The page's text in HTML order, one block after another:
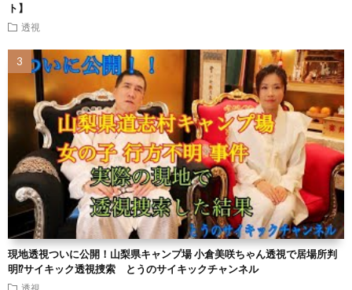
ト】
透視
現地透視ついに公開！山梨県キャンプ場 小倉美咲ちゃん透視で居場所判
明⁉︎サイキック透視捜索 とうのサイキックチャンネル
透視